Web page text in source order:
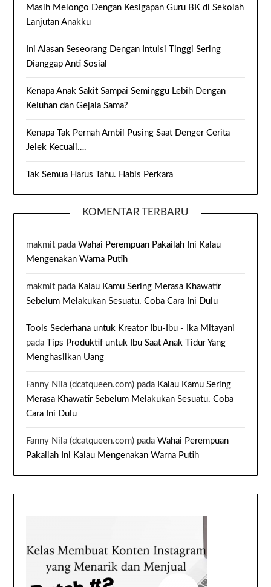
Masih Melongo Dengan Kesigapan Guru BK di Sekolah
Lanjutan Anakku
Ini Alasan Seseorang Dengan Intuisi Tinggi Sering
Dianggap Anti Sosial
Kenapa Anak Sakit Sampai Seminggu Lebih Dengan
Keluhan dan Gejala Sama?
Kenapa Tak Pernah Ambil Pusing Saat Denger Cerita
Jelek Kecuali….
Tak Semua Harus Tahu. Habis Perkara
KOMENTAR TERBARU
makmit padaWahai Perempuan Pakailah Ini Kalau
Mengenakan Warna Putih
makmit pada Kalau Kamu Sering Merasa Khawatir
Sebelum Melakukan Sesuatu. Coba Cara Ini Dulu
Tools Sederhana untuk Kreator Ibu-Ibu - Ika Mitayani
pada
Tips Produktif untuk Ibu Saat Anak Tidur Yang
Menghasilkan Uang
Fanny Nila (dcatqueen.com) pada Kalau Kamu Sering
Merasa Khawatir Sebelum Melakukan Sesuatu. Coba
Cara Ini Dulu
Fanny Nila (dcatqueen.com) padaWahai Perempuan
Pakailah Ini Kalau Mengenakan Warna Putih